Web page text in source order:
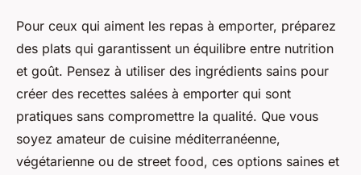
Pour ceux qui aiment les repas à emporter, préparez
des plats qui garantissent un équilibre entre nutrition
et goût. Pensez à utiliser des ingrédients sains pour
créer des recettes salées à emporter qui sont
pratiques sans compromettre la qualité. Que vous
soyez amateur de cuisine méditerranéenne,
végétarienne ou de street food, ces options saines et